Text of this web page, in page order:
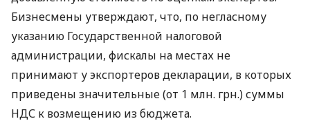
Бизнесмены утверждают, что, по негласному
указанию Государственной налоговой
администрации, фискалы на местах не
принимают у экспортеров декларации, в которых
приведены значительные (от 1 млн. грн.) суммы
НДС к возмещению из бюджета.